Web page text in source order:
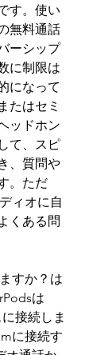
す。使い
無料通話
ーシップ
に制限は
になって
たはセミ
ッドホン
て、スピ
、質問や
。ただ
ィオに自
くある問
すか？は
は
接続しま
に接続す